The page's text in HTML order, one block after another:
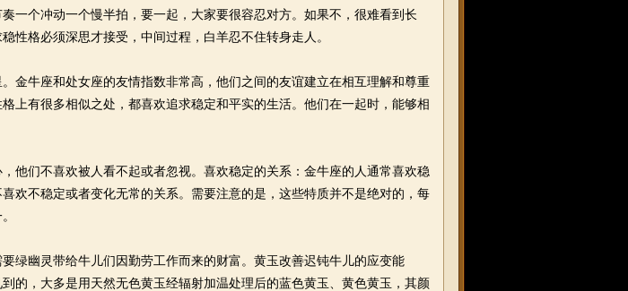
动一个慢半拍，要一起，大家要很容忍对方。如果不，很难看到长
性格必须深思才接受，中间过程，白羊忍不住转身走人。
牛座和处女座的友情指数非常高，他们之间的友谊建立在相互理解和尊重
上有很多相似之处，都喜欢追求稳定和平实的生活。他们在一起时，能够相
们不喜欢被人看不起或者忽视。喜欢稳定的关系：金牛座的人通常喜欢稳
欢不稳定或者变化无常的关系。需要注意的是，这些特质并不是绝对的，每
幽灵带给牛儿们因勤劳工作而来的财富。黄玉改善迟钝牛儿的应变能
的，大多是用天然无色黄玉经辐射加温处理后的蓝色黄玉、黄色黄玉，其颜